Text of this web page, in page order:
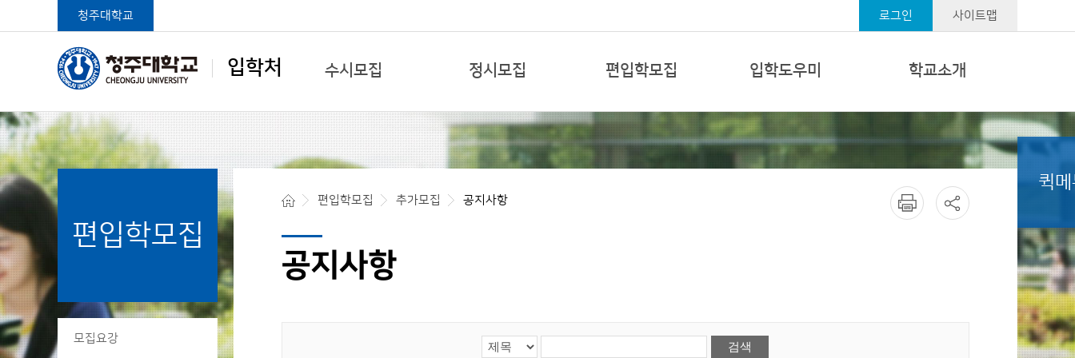
입학처
청주대학교 로그인 사이트맵
학생중심 글로벌대학
청주대학교 입학처
수시모집 정시모집 편입학모집 입학도우미 학교소개
편입학모집
모집요강
편입학모집 추가모집 공지사항
공지사항
퀵